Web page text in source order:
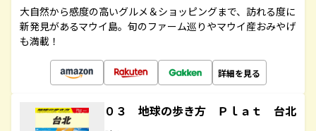
大自然から感度の高いグルメ＆ショッピングまで、訪れる度に
新発見があるマウイ島。旬のファーム巡りやマウイ産おみやげ
も満載！
詳細を見る
０３ 地球の歩き方 Ｐｌａｔ 台北